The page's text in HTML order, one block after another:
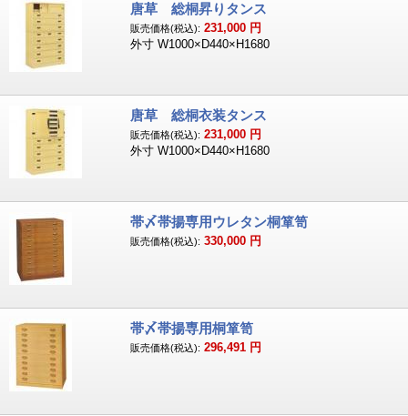
唐草 総桐昇りタンス
販売価格(税込): 231,000 円
外寸 W1000×D440×H1680
唐草 総桐衣装タンス
販売価格(税込): 231,000 円
外寸 W1000×D440×H1680
帯〆帯揚専用ウレタン桐箪笥
販売価格(税込): 330,000 円
帯〆帯揚専用桐箪笥
販売価格(税込): 296,491 円